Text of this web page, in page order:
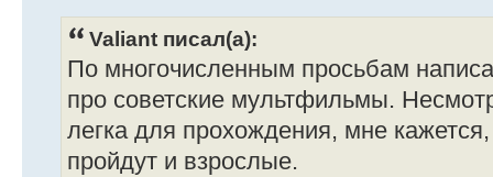
Valiant писал(а):
По многочисленным просьбам
про советские мультфильмы.
легка для прохождения, мне
пройдут и взрослые.